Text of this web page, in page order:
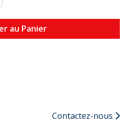
au Panier
Contactez-nous